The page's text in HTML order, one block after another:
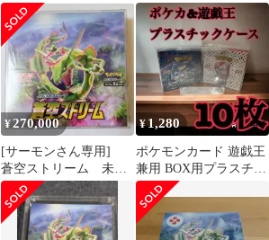
ーム BOX 硬質ローダ
ー付き
張パック 蒼空ストリー
ム ボックス
¥270,000
[サーモンさん専用]
蒼空ストリーム 未開
封シュリンク付きBOX
¥1,280
ポケモンカード 遊戯王
兼用 BOX用プラスチッ
クケース ボックスロ
ーダー12